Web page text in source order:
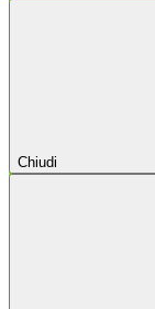
Chiudi